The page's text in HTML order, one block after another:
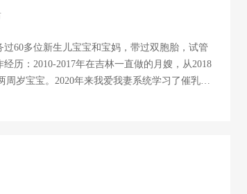
理这个富有爱心的行业里，我倾注了自己最积
60多位新生儿宝宝和宝妈，带过双胞胎，试管
历：2010-2017年在吉林一直做的月嫂，从2018
岁宝宝。2020年来我爱我妻系统学习了催乳、
来做饭。特别经历：曾经护理过一个肠套叠宝